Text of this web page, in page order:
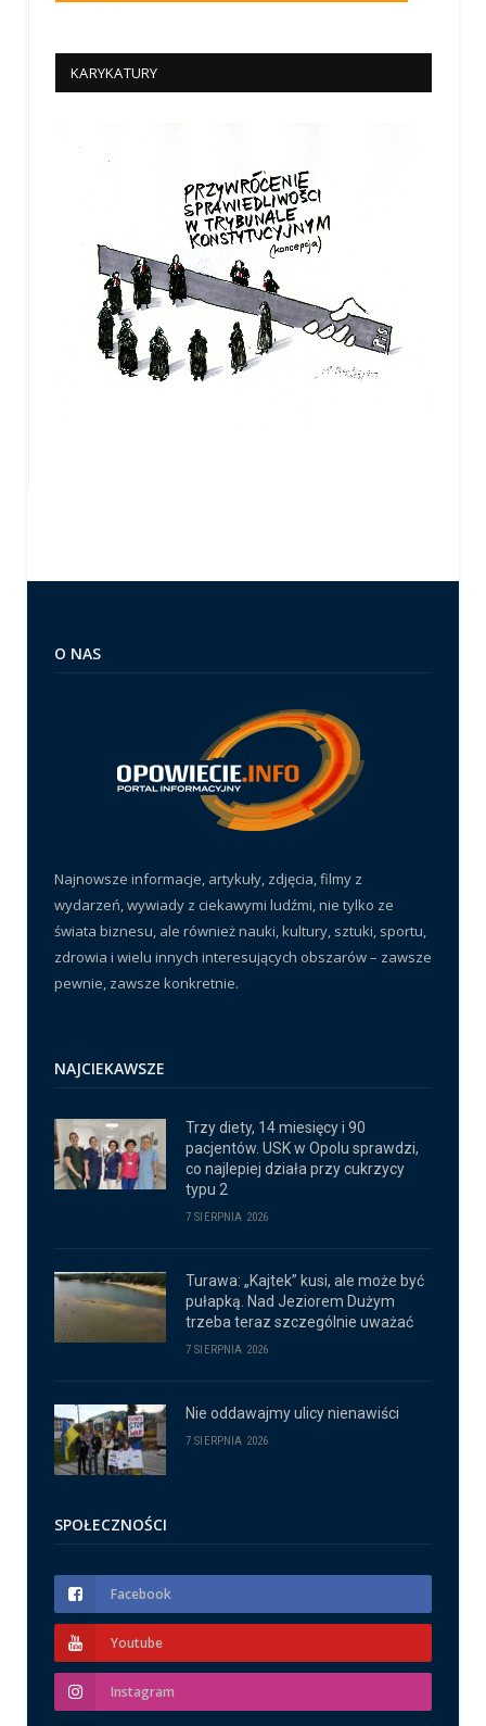
KARYKATURY
O NAS
Najnowsze informacje, artykuły, zdjęcia, filmy z
wydarzeń, wywiady z ciekawymi ludźmi, nie tylko ze
świata biznesu, ale również nauki, kultury, sztuki, sportu,
zdrowia i wielu innych interesujących obszarów – zawsze
pewnie, zawsze konkretnie.
NAJCIEKAWSZE
Trzy diety, 14 miesięcy i 90
pacjentów. USK w Opolu sprawdzi,
co najlepiej działa przy cukrzycy
typu 2
7 SIERPNIA 2026
Turawa: „Kajtek” kusi, ale może być
pułapką. Nad Jeziorem Dużym
trzeba teraz szczególnie uważać
7 SIERPNIA 2026
Nie oddawajmy ulicy nienawiści
7 SIERPNIA 2026
SPOŁECZNOŚCI
Facebook
Youtube
Instagram